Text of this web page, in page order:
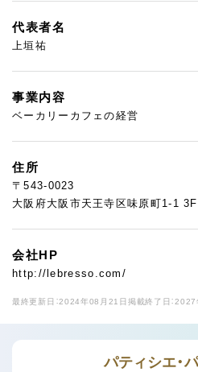
代表者名
上垣祐
事業内容
ベーカリーカフェの経営
住所
〒543-0023
大阪府大阪市天王寺区味原町1-1 3F
会社HP
http://lebresso.com/
最終更新日：2024年08月21日 掲載終了日：
パティシエ・